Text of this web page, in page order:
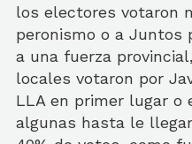
los electores votaron
peronismo o a Juntos
a una fuerza
locales votaron por
LLA en primer lugar o
algunas hasta le